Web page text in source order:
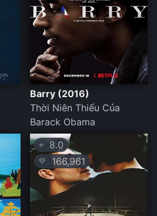
Barry (2016)
Thời Niên Thiếu Của
Barack Obama
⭐ 8.0
💛 166,961